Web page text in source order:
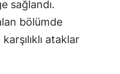
sağlandı.
bölümde
ataklar